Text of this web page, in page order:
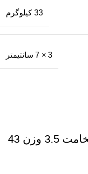
33 کیلوگرم
3 × 7 سانتیمتر